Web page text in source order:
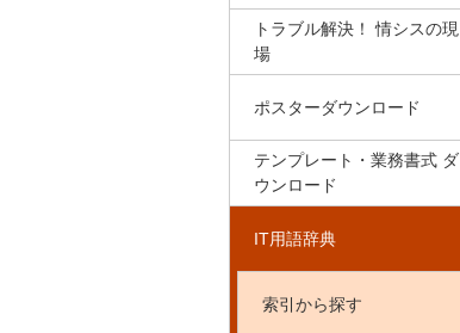
トラブル解決！ 情シスの現
場
ポスターダウンロード
テンプレート・業務書式 ダ
ウンロード
IT用語辞典
索引から探す